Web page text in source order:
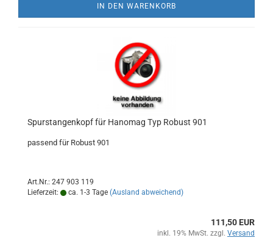
IN DEN WARENKORB
Spurstangenkopf für Hanomag Typ Robust 901
passend für Robust 901
Art.Nr.: 247 903 119
Lieferzeit:
ca. 1-3 Tage (Ausland abweichend)
111,50 EUR
inkl. 19% MwSt. zzgl. Versand